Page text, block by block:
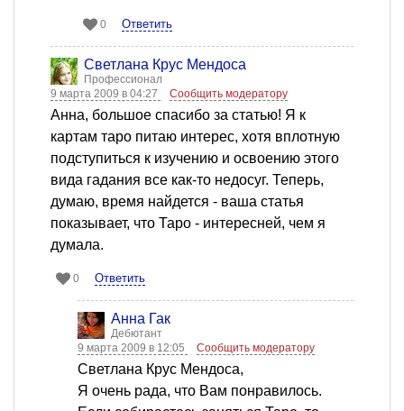
0 Ответить
Светлана Крус Мендоса
Профессионал
9 марта 2009 в 04:27
Сообщить модератору
Анна, большое спасибо за статью! Я к
картам таро питаю интерес, хотя вплотную
подступиться к изучению и освоению этого
вида гадания все как-то недосуг. Теперь,
думаю, время найдется - ваша статья
показывает, что Таро - интересней, чем я
думала.
0 Ответить
Анна Гак
Дебютант
9 марта 2009 в 12:05
Сообщить модератору
Светлана Крус Мендоса,
Я очень рада, что Вам понравилось.